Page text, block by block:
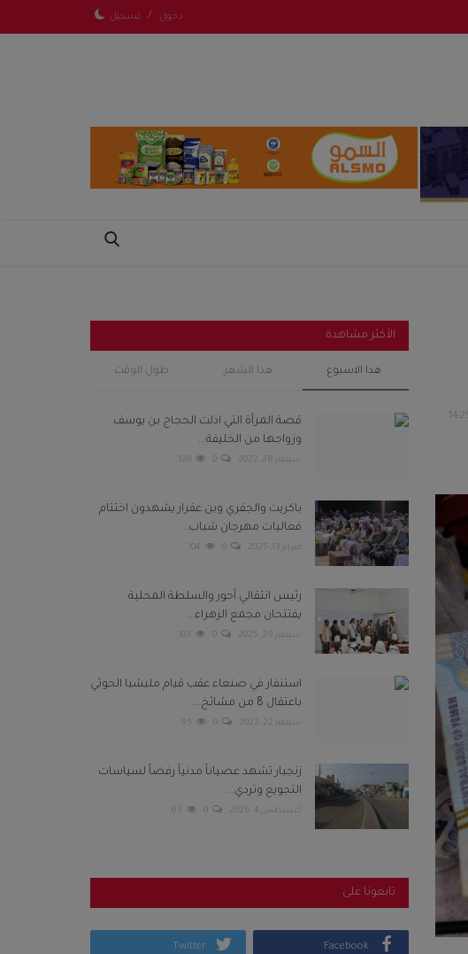
دخول / تسجيل
الأكثر مشاهدة
هذا الاسبوع هذا الشهر طول الوقت
قصة المرأة التي اذلت الحجاج بن يوسف
وزواجها من الخليفة...
سبتمبر 28, 2022 0
120
باكريت والجفري وبن عفرار يشهدون اختتام
فعاليات مهرجان شباب...
فبراير 13, 2025 0
104
رئيس انتقالي أحور والسلطة المحلية
يفتتحان مجمع الزهراء...
سبتمبر 29, 2025 0
103
استنفار في صنعاء عقب قيام مليشيا الحوثي
باعتقال 8 من مشائخ...
سبتمبر 22, 2022 0
95
زنجبار تشهد عصياناً مدنياً رفضاً لسياسات
التجويع وتردي...
أغسطس 4, 2026 0
63
تابعونا على
Facebook
Twitter